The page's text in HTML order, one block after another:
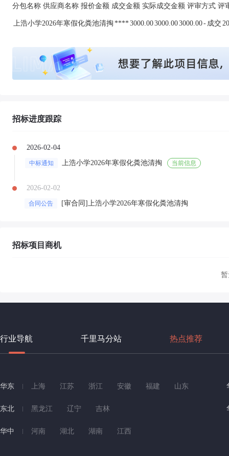
分包名称 供应商名称 报价金额 成交金额 实际成交金额 评审方式 评
上浩小学2026年寒假化粪池清掏 ****3000.003000.003000.00- 成交
招标进度跟踪
2026-02-04
中标通知 上浩小学2026年寒假化粪池清掏 当前信息
2026-02-02
合同公告 [审合同]上浩小学2026年寒假化粪池清掏
招标项目商机
行业导航 千里马分站 热点推荐
华东 上海 江苏 浙江 安徽 福建 山东
东北 黑龙江 辽宁 吉林
华中 河南 湖北 湖南 江西